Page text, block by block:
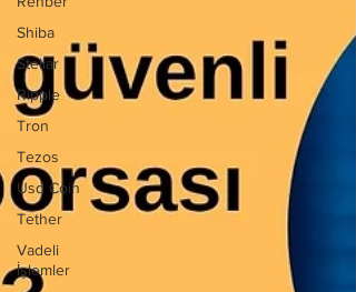
Shiba
Stellar
Ripple
Tron
Tezos
Usd Coin
Tether
Vadeli
İşlemler